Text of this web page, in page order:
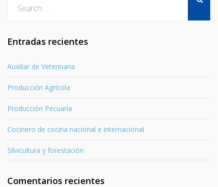
Entradas recientes
Auxiliar de Veterinaria
Producción Agrícola
Producción Pecuaria
Cocinero de cocina nacional e internacional
Silvicultura y forestación
Comentarios recientes